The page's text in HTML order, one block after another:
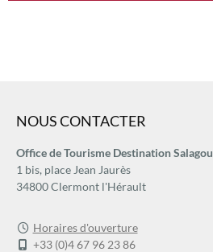
NOUS CONTACTER
Office de Tourisme Destination Salagou
1 bis, place Jean Jaurès
34800 Clermont l'Hérault
Horaires d'ouverture
+33 (0)4 67 96 23 86